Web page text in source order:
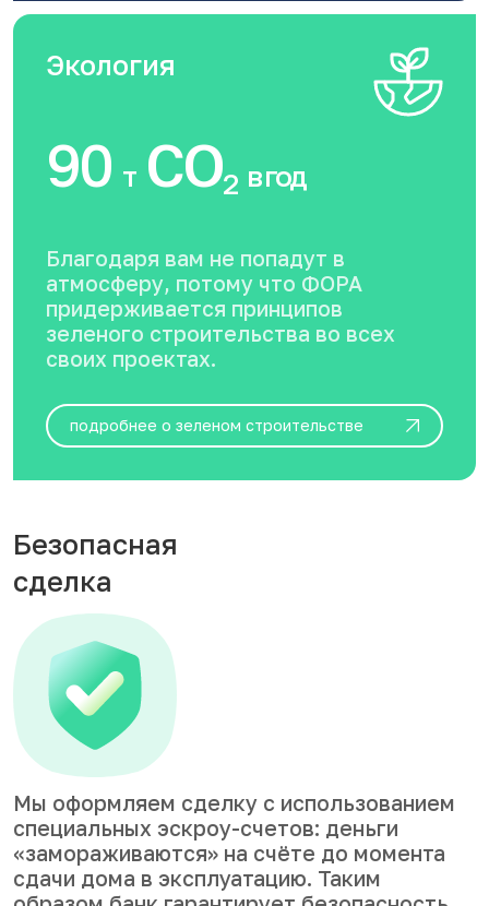
Экология
90 тCO2 в год
Благодаря вам не попадут в
атмосферу, потому что ФОРА
придерживается принципов
зеленого строительства во всех
своих проектах.
подробнее о зеленом строительстве
Безопасная
сделка
Мы оформляем сделку с использованием
специальных эскроу-счетов: деньги
«замораживаются» на счёте до момента
сдачи дома в эксплуатацию. Таким